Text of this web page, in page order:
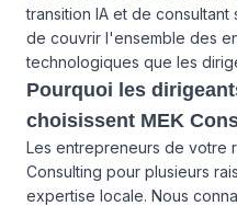
transition IA et de consultant
de couvrir l'ensemble des
technologiques que les
Pourquoi les
choisissent MEK
Les entrepreneurs de votre
Consulting pour plusieurs
expertise locale. Nous